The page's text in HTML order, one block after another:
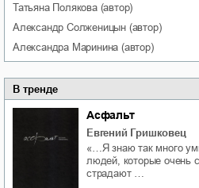
Татьяна Полякова(автор)
Александр Солженицын (автор)
Александра Маринина (автор)
В тренде
Асфальт
Евгений Гришковец
«…Я знаю так много
людей, которые очень
страдают …